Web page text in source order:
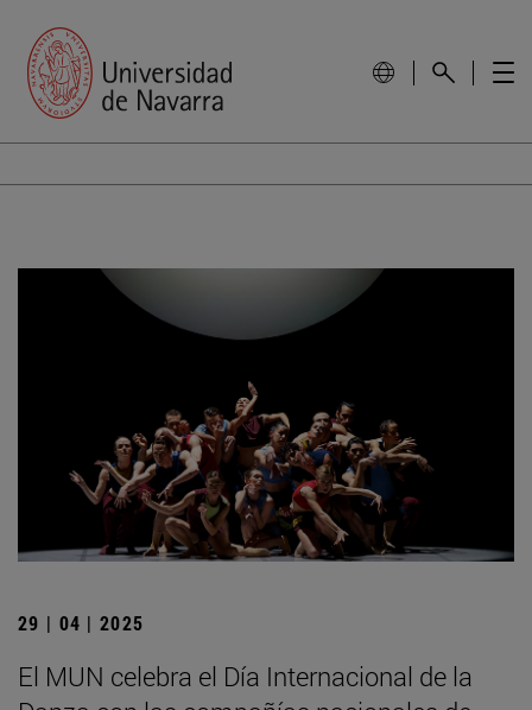
29 | 04 | 2025
El MUN celebra el Día Internacional de la